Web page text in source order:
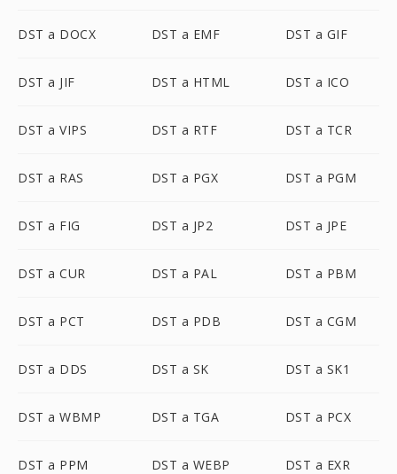
DST a DOCX DST a EMF DST a GIF
DST a JIF DST a HTML DST a ICO
DST a VIPS DST a RTF DST a TCR
DST a RAS DST a PGX DST a PGM
DST a FIG DST a JP2 DST a JPE
DST a CUR DST a PAL DST a PBM
DST a PCT DST a PDB DST a CGM
DST a DDS DST a SK DST a SK1
DST a WBMP DST a TGA DST a PCX
DST a PPM DST a WEBP DST a EXR